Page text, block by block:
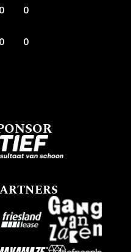
0 0
0 0